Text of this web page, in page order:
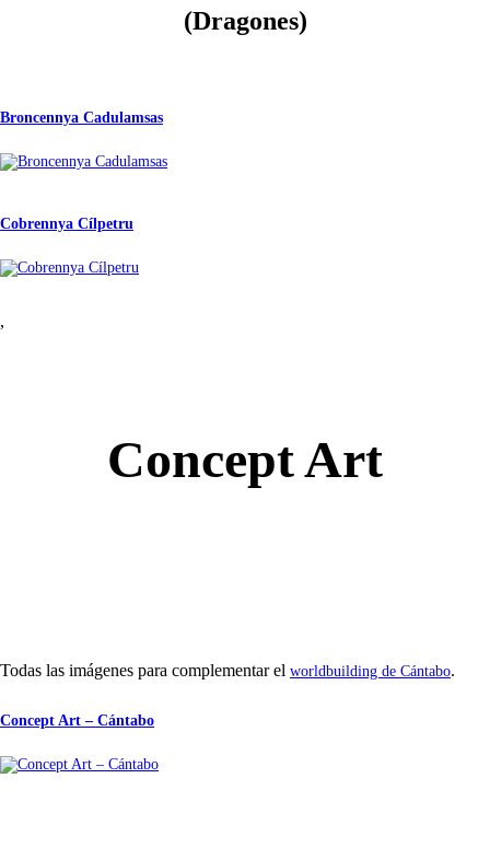
(Dragones)
Broncennya Cadulamsas
Cobrennya Cílpetru
,
Concept Art
Todas las imágenes para complementar el worldbuilding de Cántabo.
Concept Art – Cántabo